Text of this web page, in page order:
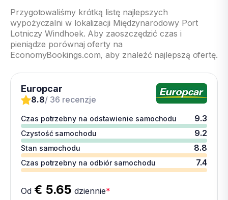
Przygotowaliśmy krótką listę najlepszych
wypożyczalni w lokalizacji Międzynarodowy Port
Lotniczy Windhoek. Aby zaoszczędzić czas i
pieniądze porównaj oferty na
EconomyBookings.com, aby znaleźć najlepszą ofertę.
Europcar
8.8/ 36 recenzje
Czas potrzebny na odstawienie samochodu 9.3
Czystość samochodu 9.2
Stan samochodu 8.8
Czas potrzebny na odbiór samochodu 7.4
Od € 5.65 dziennie*